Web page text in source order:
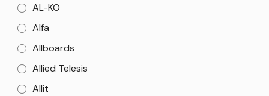
AL-KO
Alfa
Allboards
Allied Telesis
Allit